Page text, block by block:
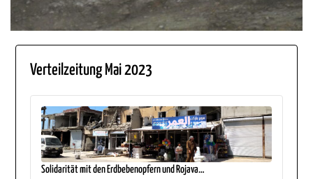
Verteilzeitung Mai 2023
Solidarität mit den Erdbebenopfern und Rojava…